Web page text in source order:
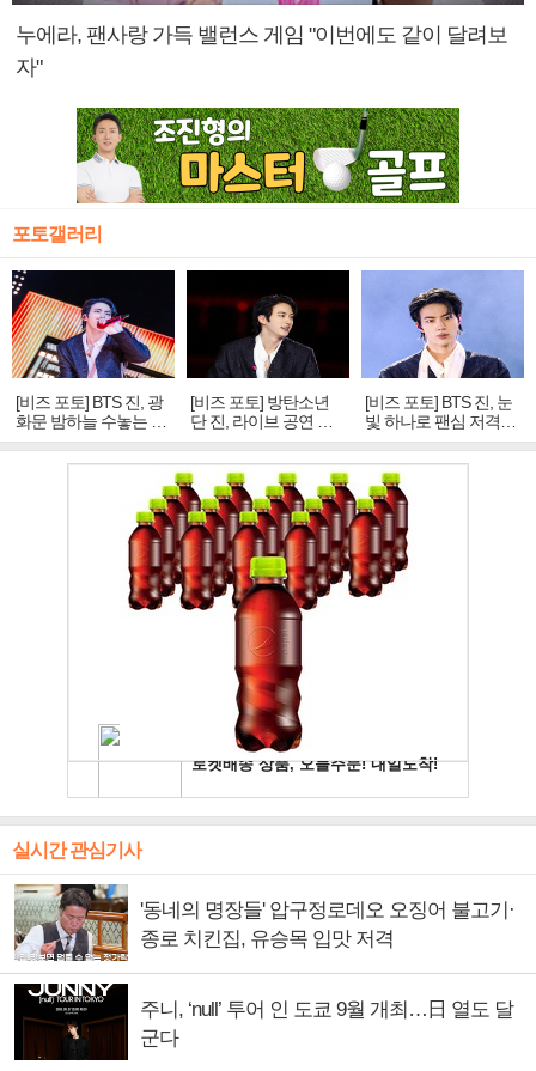
누에라, 팬사랑 가득 밸런스 게임 "이번에도 같이 달려보
자"
포토갤러리
[비즈 포토] BTS 진, 광
화문 밤하늘 수놓는 '비
주얼 킹'의 열창
[비즈 포토] 방탄소년
단 진, 라이브 공연 중
빛나는 독보적 아우라
[비즈 포토] BTS 진, 눈
빛 하나로 팬심 저격…
독보적 카리스마
실시간 관심기사
'동네의 명장들' 압구정로데오 오징어 불고기·
종로 치킨집, 유승목 입맛 저격
주니, ‘null’ 투어 인 도쿄 9월 개최…日 열도 달
군다